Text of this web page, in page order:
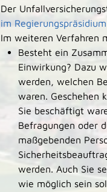
Der
im
Im weiteren Verfahren
Besteht ein
Einwirkung? Dazu
werden, welchen
waren. Geschehen
Sie beschäftigt
Befragungen oder
maßgebenden
werden. Auch Sie
wie möglich sein